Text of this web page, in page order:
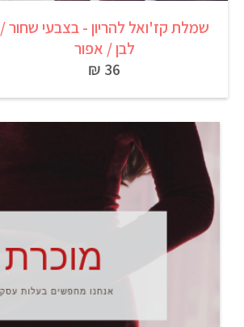
שמלת קז'ואל להריון - בצבעי שחור /
לבן / אפור
36 ₪